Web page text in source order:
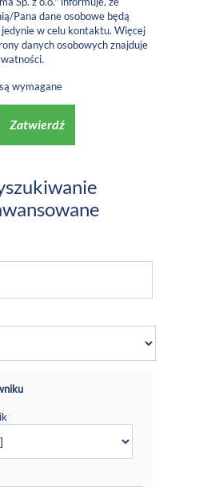
Pana dane osobowe będą
w celu kontaktu. Więcej
danych osobowych znajduje
.
wymagane
Zatwierdź